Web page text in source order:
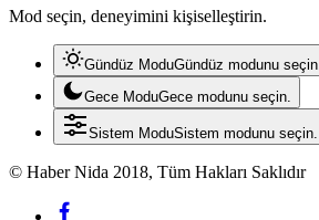
Mod seçin, deneyimini kişiselleştirin.
Gündüz ModuGündüz modunu seçin.
Gece ModuGece modunu seçin.
Sistem ModuSistem modunu seçin.
© Haber Nida 2018, Tüm Hakları Saklıdır